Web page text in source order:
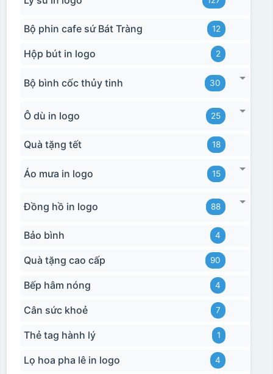
Bộ phin cafe sứ Bát Tràng 12
Hộp bút in logo 2
Bộ bình cốc thủy tinh 30
Ô dù in logo 25
Quà tặng tết 18
Áo mưa in logo 15
Đồng hồ in logo 88
Bảo bình 4
Quà tặng cao cấp 90
Bếp hâm nóng 4
Cân sức khoẻ 7
Thẻ tag hành lý 1
Lọ hoa pha lê in logo 4